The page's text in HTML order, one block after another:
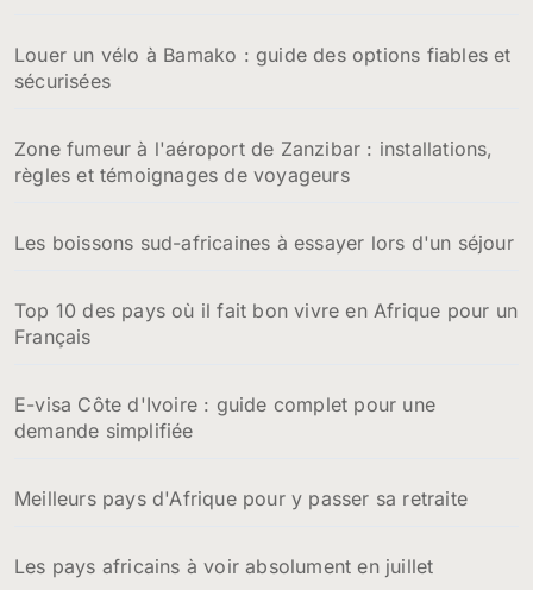
Louer un vélo à Bamako : guide des options fiables et
sécurisées
Zone fumeur à l'aéroport de Zanzibar : installations,
règles et témoignages de voyageurs
Les boissons sud-africaines à essayer lors d'un séjour
Top 10 des pays où il fait bon vivre en Afrique pour un
Français
E-visa Côte d'Ivoire : guide complet pour une
demande simplifiée
Meilleurs pays d'Afrique pour y passer sa retraite
Les pays africains à voir absolument en juillet